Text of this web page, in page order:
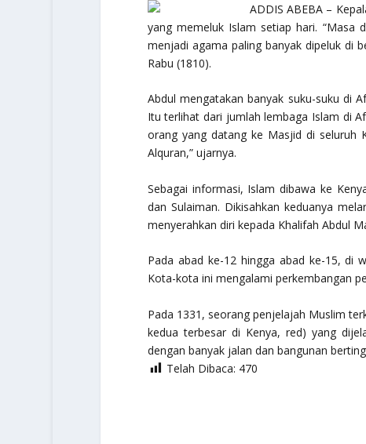
ADDIS ABEBA –
yang memeluk Islam setiap hari. “Masa
menjadi agama paling banyak dipeluk di
Rabu (1810).
Abdul mengatakan banyak suku-suku di
Itu terlihat dari jumlah lembaga Islam di
orang yang datang ke Masjid di seluruh
Alquran,” ujarnya.
Sebagai informasi, Islam dibawa ke
dan Sulaiman. Dikisahkan keduanya
menyerahkan diri kepada Khalifah Abdul
Pada abad ke-12 hingga abad ke-15, di
Kota-kota ini mengalami perkembangan
Pada 1331, seorang penjelajah Muslim
kedua terbesar di Kenya, red) yang
dengan banyak jalan dan bangunan
Telah Dibaca: 470